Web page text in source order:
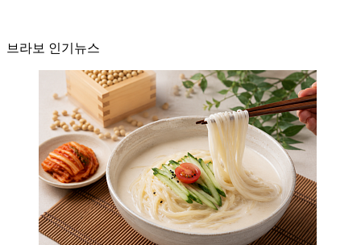
브라보 인기뉴스